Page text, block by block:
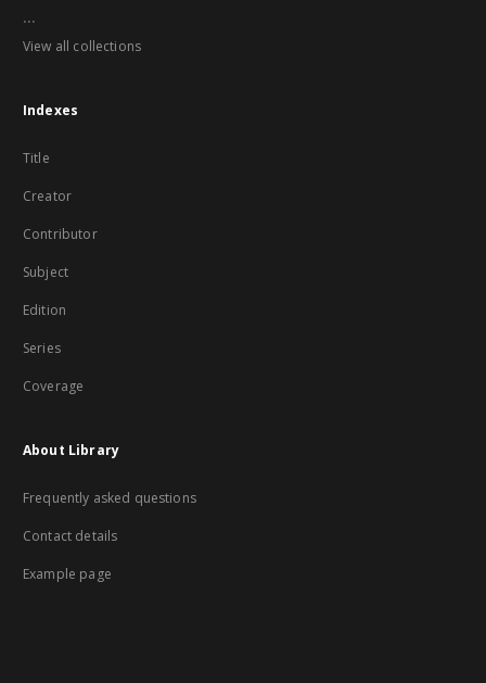
...
View all collections
Indexes
Title
Creator
Contributor
Subject
Edition
Series
Coverage
About Library
Frequently asked questions
Contact details
Example page